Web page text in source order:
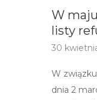
W
listy
30
W
dnia 2